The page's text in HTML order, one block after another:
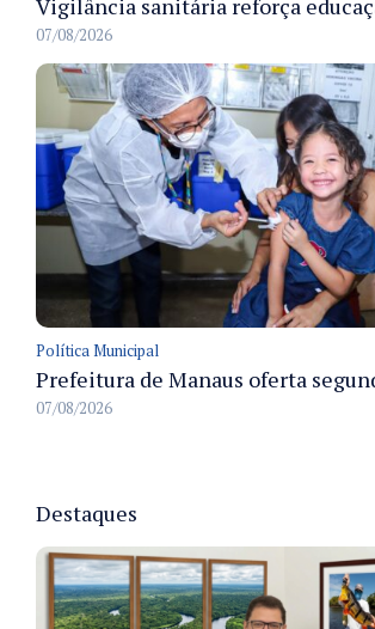
07/08/2026
Política Municipal
07/08/2026
Destaques